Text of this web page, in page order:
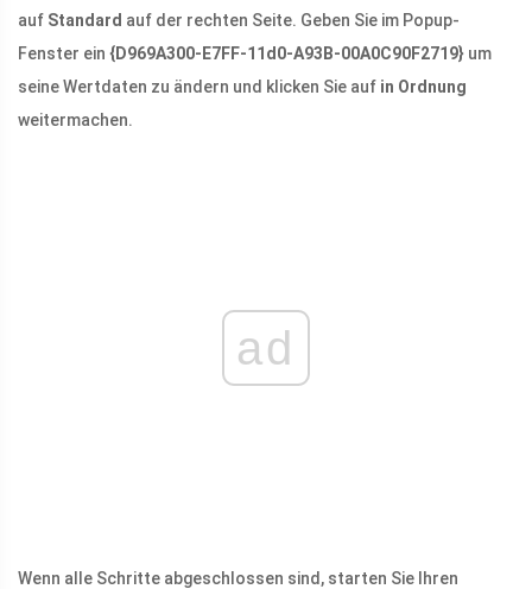
auf Standard auf der rechten Seite. Geben Sie im Popup-
Fenster ein {D969A300-E7FF-11d0-A93B-00A0C90F2719} um
seine Wertdaten zu ändern und klicken Sie auf in Ordnung
weitermachen.
ad
Wenn alle Schritte abgeschlossen sind, starten Sie Ihren